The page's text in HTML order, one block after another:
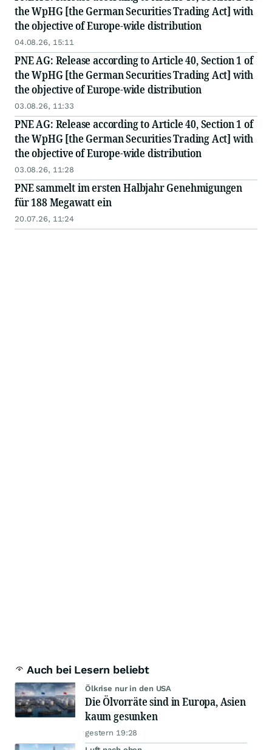
the WpHG [the German Securities Trading Act] with
the objective of Europe-wide distribution
04.08.26, 15:11
PNE AG: Release according to Article 40, Section 1 of
the WpHG [the German Securities Trading Act] with
the objective of Europe-wide distribution
03.08.26, 11:33
PNE AG: Release according to Article 40, Section 1 of
the WpHG [the German Securities Trading Act] with
the objective of Europe-wide distribution
03.08.26, 11:28
PNE sammelt im ersten Halbjahr Genehmigungen
für 188 Megawatt ein
20.07.26, 11:24
Auch bei Lesern beliebt
Ölkrise nur in den USA
Die Ölvorräte sind in Europa, Asien
kaum gesunken
gestern 19:28